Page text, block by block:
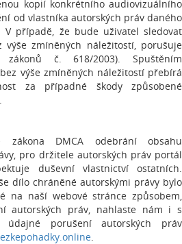
kopií konkrétního audiovizuálního
od vlastníka autorských práv daného
V případě, že bude uživatel sledovat
zmíněných náležitostí, porušuje
č. 618/2003). Spuštěním
výše zmíněných náležitostí přebírá
za případné škody způsobené
zákona DMCA odebrání obsahu
pro držitele autorských práv portál
duševní vlastnictví ostatních.
dílo chráněné autorskými právy bylo
na naší webové stránce způsobem,
autorských práv, nahlaste nám i s
údajné porušení autorských práv
.